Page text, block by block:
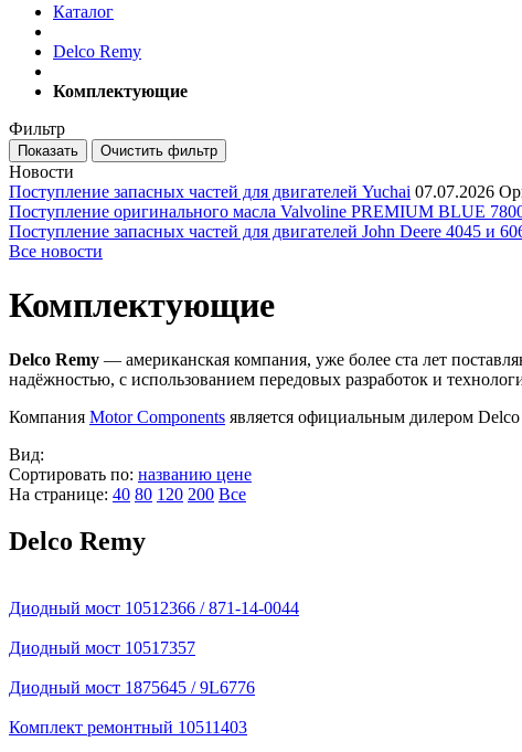
Каталог
Delco Remy
Комплектующие
Фильтр
Новости
Поступление запасных частей для двигателей Yuchai 07.07.2026
Поступление оригинального масла Valvoline PREMIUM BLUE
Поступление запасных частей для двигателей John Deere 4045 и
Все новости
Комплектующие
Delco Remy — американская компания, уже более ста лет
надёжностью, с использованием передовых разработок и
Компания Motor Components является официальным дилером
Вид:
Сортировать по: названию цене
На странице: 40 80 120 200 Все
Delco Remy
Диодный мост 10512366 / 871-14-0044
Диодный мост 10517357
Диодный мост 1875645 / 9L6776
Комплект ремонтный 10511403